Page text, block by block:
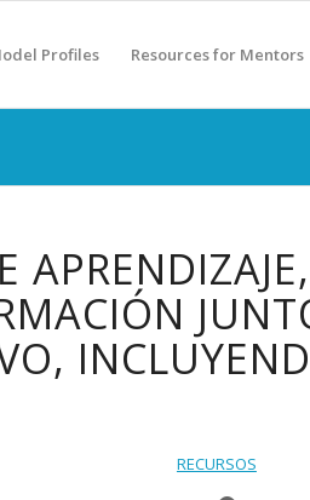
Profiles Resources for Mentors
APRENDIZAJE,
RECURSOS